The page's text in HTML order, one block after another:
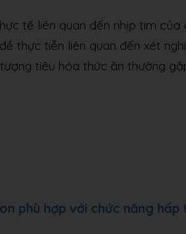
tế liên quan đến nhịp tim của
thực tiễn liên quan đến xét
tiêu hóa thức ăn thường
phù hợp với chức năng hấp